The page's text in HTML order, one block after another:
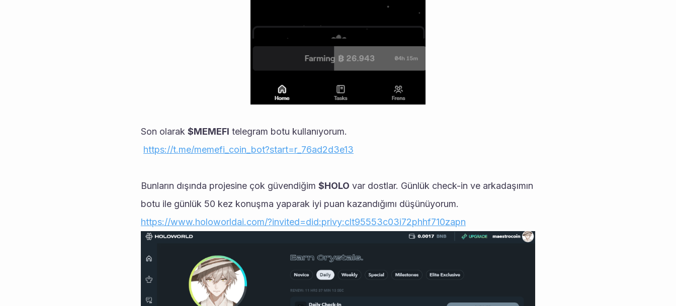
Son olarak $MEMEFI telegram botu kullanıyorum.
https://t.me/memefi_coin_bot?start=r_76ad2d3e13
Bunların dışında projesine çok güvendiğim $HOLO var dostlar. Günlük check-in ve arkadaşımın
botu ile günlük 50 kez konuşma yaparak iyi puan kazandığımı düşünüyorum.
https://www.holoworldai.com/?invited=did:privy:clt95553c03i72phhf710zapn